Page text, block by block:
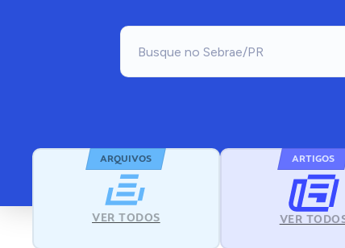
ARQUIVOS
VER TODOS
ARTIGOS
VER